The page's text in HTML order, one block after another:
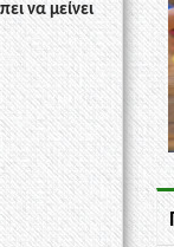
να μείνει